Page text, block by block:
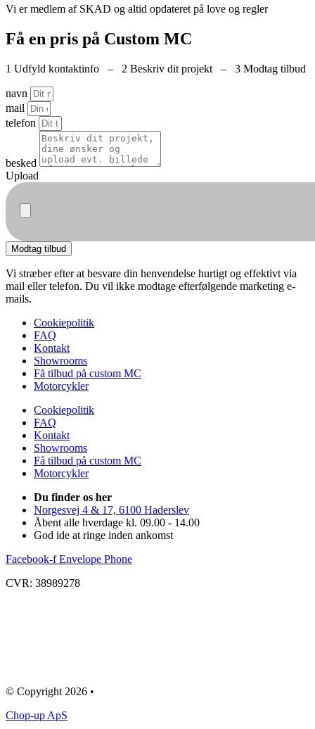
Vi er medlem af SKAD og altid opdateret på love og regler
Få en pris på Custom MC
1 Udfyld kontaktinfo – 2 Beskriv dit projekt – 3 Modtag tilbud
navn
mail
telefon
besked
Upload
Modtag tilbud
Vi stræber efter at besvare din henvendelse hurtigt og effektivt via
mail eller telefon. Du vil ikke modtage efterfølgende marketing e-
mails.
Cookiepolitik
FAQ
Kontakt
Showrooms
Få tilbud på custom MC
Motorcykler
Cookiepolitik
FAQ
Kontakt
Showrooms
Få tilbud på custom MC
Motorcykler
Du finder os her
Norgesvej 4 & 17, 6100 Haderslev
Åbent alle hverdage kl. 09.00 - 14.00
God ide at ringe inden ankomst
Facebook-f Envelope Phone
CVR: 38989278
© Copyright 2026 •
Chop-up ApS